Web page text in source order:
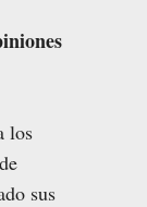
los
sus